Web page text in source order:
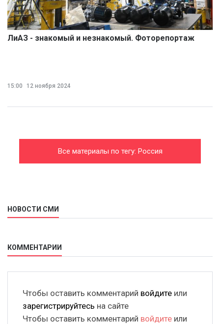
ЛиАЗ - знакомый и незнакомый. Фоторепортаж
15:00 12 ноября 2024
Все материалы по тегу: Россия
НОВОСТИ СМИ
КОММЕНТАРИИ
Чтобы оставить комментарий войдите или
зарегистрируйтесь на сайте
Чтобы оставить комментарий войдите или